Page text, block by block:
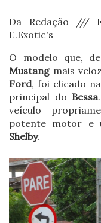
Da Redação ///
E.Exotic's
O modelo que,
Mustangmais
Ford, foi clicado
principal do Bessa
veículo
potente motor e
Shelby.